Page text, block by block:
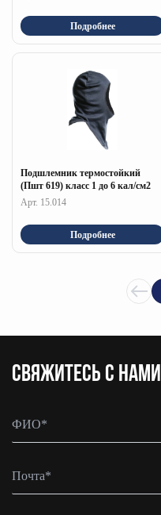
Подробнее
Подшлемник термостойкий
(Пшт 619) класс 1 до 6 кал/см2
Арт. 15.014
Подробнее
CВЯЖИТЕСЬ С НАМИ